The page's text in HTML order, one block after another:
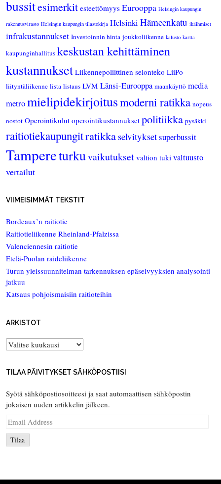
bussitesimerkit esteettömyys Eurooppa Helsingin kaupungin
rakennusvirasto Helsingin kaupungin tilastokirja Helsinki Hämeenkatu ikäihmiset
infrakustannukset Investoinnin hinta joukkoliikenne kalusto kartta
kaupunginhallitus keskustan kehittäminen
kustannukset Liikennepoliittinen selonteko LiiPo
liityntäliikenne lista listaus LVM Länsi-Eurooppa maankäyttö media
metromielipidekirjoitusmoderni ratikka nopeus
nostot Operointikulut operointikustannukset politiikka pysäkki
raitiotiekaupungitratikka selvityksetsuperbussit
Tampereturkuvaikutukset valtion tuki valtuusto
vertailut
VIIMEISIMMÄT TEKSTIT
Bordeaux’n raitiotie
Raitiotieliikenne Rheinland-Pfalzissa
Valenciennesin raitiotie
Etelä-Puolan raideliikenne
Turun yleissuunnitelman tarkennuksen epäselvyyksien analysointi
jatkuu
Katsaus pohjoismaisiin raitioteihin
ARKISTOT
Arkistot
TILAA PÄIVITYKSET SÄHKÖPOSTIISI
Syötä sähköpostiosoitteesi ja saat automaattisen sähköpostin
jokaisen uuden artikkelin jälkeen.
Email
Tilaa